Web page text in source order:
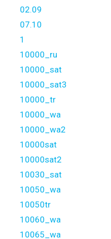
02.09
07.10
1
10000_ru
10000_sat
10000_sat3
10000_tr
10000_wa
10000_wa2
10000sat
10000sat2
10030_sat
10050_wa
10050tr
10060_wa
10065_wa